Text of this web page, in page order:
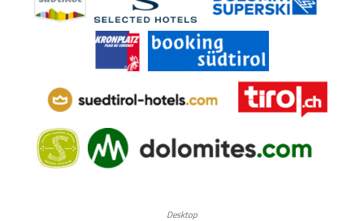
Desktop